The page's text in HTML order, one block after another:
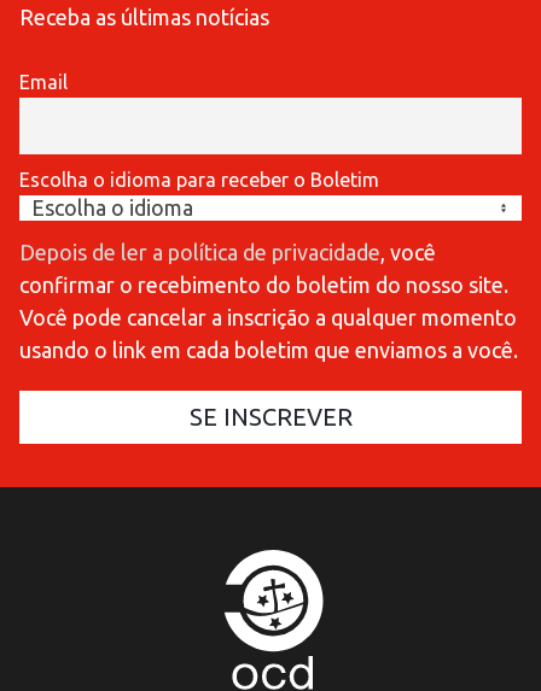
Receba as últimas notícias
Email
Escolha o idioma para receber o Boletim
Depois de ler a política de privacidade , você
confirmar o recebimento do boletim do nosso site.
Você pode cancelar a inscrição a qualquer momento
usando o link em cada boletim que enviamos a você.